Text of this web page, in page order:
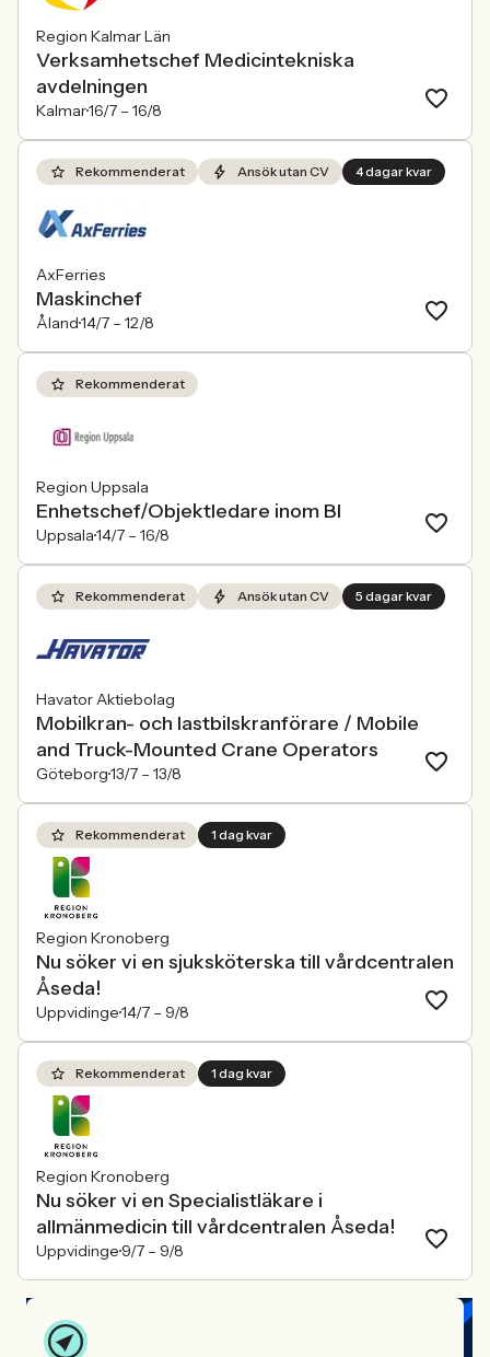
Region Kalmar Län
Verksamhetschef Medicintekniska
avdelningen
Kalmar16/7 – 16/8
Rekommenderat Ansök utan CV 4 dagar kvar
AxFerries
Maskinchef
Åland14/7 – 12/8
Rekommenderat
Region Uppsala
Enhetschef/Objektledare inom BI
Uppsala14/7 – 16/8
Rekommenderat Ansök utan CV 5 dagar kvar
Havator Aktiebolag
Mobilkran- och lastbilskranförare / Mobile
and Truck-Mounted Crane Operators
Göteborg13/7 – 13/8
Rekommenderat 1 dag kvar
Region Kronoberg
Nu söker vi en sjuksköterska till vårdcentralen
Åseda!
Uppvidinge14/7 – 9/8
Rekommenderat 1 dag kvar
Region Kronoberg
Nu söker vi en Specialistläkare i
allmänmedicin till vårdcentralen Åseda!
Uppvidinge 9/7 – 9/8